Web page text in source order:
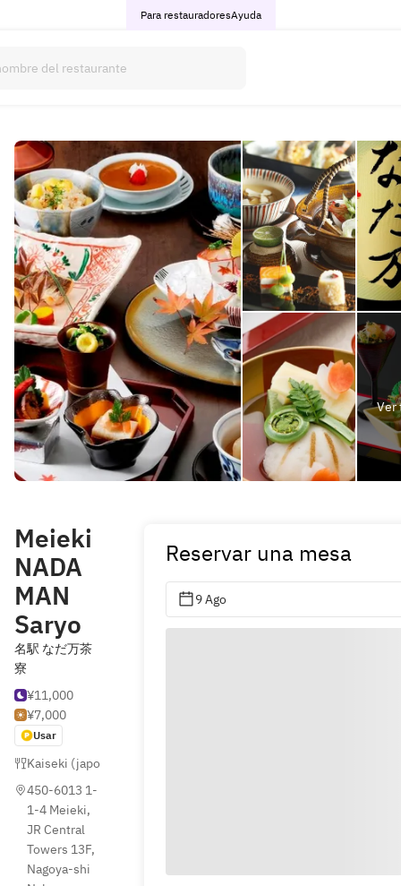
Para restauradoresAyuda
Ver
Meieki
NADA
MAN
Saryo
名駅 なだ万茶
寮
¥11,000
¥7,000
Usar
Kaiseki (japonés formal)
450-6013 1-
1-4 Meieki,
JR Central
Towers 13F,
Nagoya-shi
Reservar una mesa
9 Ago